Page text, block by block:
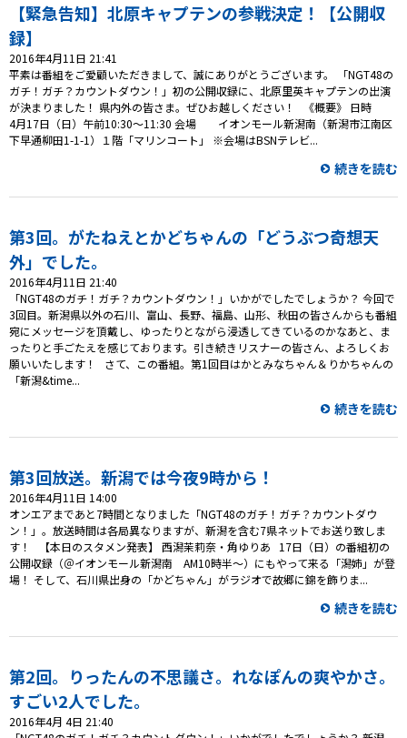
【緊急告知】北原キャプテンの参戦決定！【公開収
録】
2016年4月11日 21:41
平素は番組をご愛顧いただきまして、誠にありがとうございます。 「NGT48の
ガチ！ガチ？カウントダウン！」初の公開収録に、北原里英キャプテンの出演
が決まりました！ 県内外の皆さま。ぜひお越しください！ 《概要》 日時
4月17日（日）午前10:30～11:30 会場 イオンモール新潟南（新潟市江南区
下早通柳田1-1-1）１階「マリンコート」 ※会場はBSNテレビ...
続きを読む
第3回。がたねえとかどちゃんの「どうぶつ奇想天
外」でした。
2016年4月11日 21:40
「NGT48のガチ！ガチ？カウントダウン！」いかがでしたでしょうか？ 今回で
3回目。新潟県以外の石川、富山、長野、福島、山形、秋田の皆さんからも番組
宛にメッセージを頂戴し、ゆったりとながら浸透してきているのかなあと、ま
ったりと手ごたえを感じております。引き続きリスナーの皆さん、よろしくお
願いいたします！ さて、この番組。第1回目はかとみなちゃん＆りかちゃんの
「新潟&time...
続きを読む
第3回放送。新潟では今夜9時から！
2016年4月11日 14:00
オンエアまであと7時間となりました「NGT48のガチ！ガチ？カウントダウ
ン！」。放送時間は各局異なりますが、新潟を含む7県ネットでお送り致しま
す！ 【本日のスタメン発表】 西潟茉莉奈・角ゆりあ 17日（日）の番組初の
公開収録（＠イオンモール新潟南 AM10時半～）にもやって来る「潟姉」が登
場！ そして、石川県出身の「かどちゃん」がラジオで故郷に錦を飾りま...
続きを読む
第2回。りったんの不思議さ。れなぽんの爽やかさ。
すごい2人でした。
2016年4月 4日 21:40